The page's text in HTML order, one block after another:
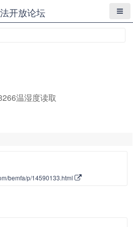
开放论坛
温湿度读取
bemfa/p/14590133.html